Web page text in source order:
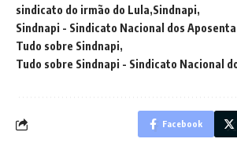
sindicato do irmão do Lula Sindnapi
Sindnapi - Sindicato Nacional dos
Tudo sobre Sindnapi
Tudo sobre Sindnapi - Sindicato Nacional
Facebook